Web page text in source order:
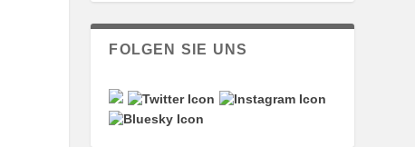
FOLGEN SIE UNS